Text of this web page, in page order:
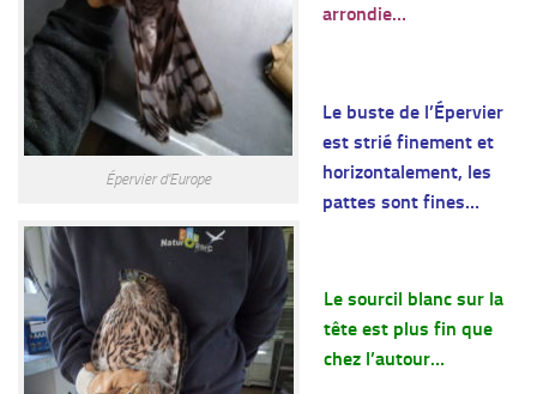
Épervier d’Europe
arrondie…
Le buste de l’Épervier
est strié finement et
horizontalement, les
pattes sont fines…
Le sourcil blanc sur la
tête est plus fin que
chez l’autour…